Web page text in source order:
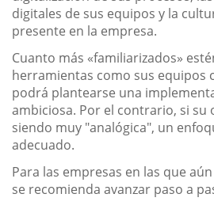
digitales de sus equipos y la
presente en la empresa.
Cuanto más «familiarizados»
herramientas como sus equipos
podrá plantearse una
ambiciosa. Por el contrario, si su
siendo muy "analógica", un
adecuado.
Para las empresas en las que
se recomienda avanzar paso a